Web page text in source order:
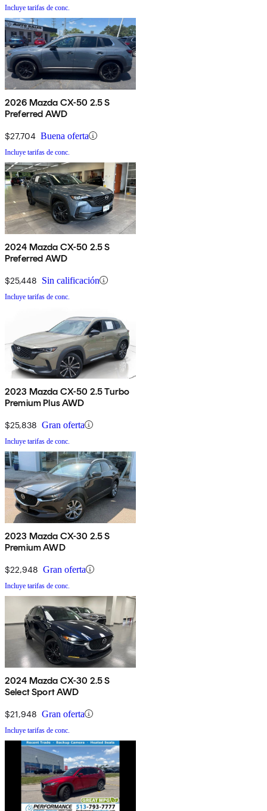
Incluye tarifas de conc.
2026 Mazda CX-50 2.5 S
Preferred AWD
$27,704 Buena oferta
Incluye tarifas de conc.
2024 Mazda CX-50 2.5 S
Preferred AWD
$25,448 Sin calificación
Incluye tarifas de conc.
2023 Mazda CX-50 2.5 Turbo
Premium Plus AWD
$25,838 Gran oferta
Incluye tarifas de conc.
2023 Mazda CX-30 2.5 S
Premium AWD
$22,948 Gran oferta
Incluye tarifas de conc.
2024 Mazda CX-30 2.5 S
Select Sport AWD
$21,948 Gran oferta
Incluye tarifas de conc.